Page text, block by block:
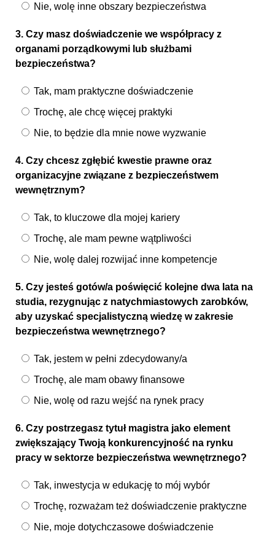
Nie, wolę inne obszary bezpieczeństwa
3. Czy masz doświadczenie we współpracy z
organami porządkowymi lub służbami
bezpieczeństwa?
Tak, mam praktyczne doświadczenie
Trochę, ale chcę więcej praktyki
Nie, to będzie dla mnie nowe wyzwanie
4. Czy chcesz zgłębić kwestie prawne oraz
organizacyjne związane z bezpieczeństwem
wewnętrznym?
Tak, to kluczowe dla mojej kariery
Trochę, ale mam pewne wątpliwości
Nie, wolę dalej rozwijać inne kompetencje
5. Czy jesteś gotów/a poświęcić kolejne dwa lata na
studia, rezygnując z natychmiastowych zarobków,
aby uzyskać specjalistyczną wiedzę w zakresie
bezpieczeństwa wewnętrznego?
Tak, jestem w pełni zdecydowany/a
Trochę, ale mam obawy finansowe
Nie, wolę od razu wejść na rynek pracy
6. Czy postrzegasz tytuł magistra jako element
zwiększający Twoją konkurencyjność na rynku
pracy w sektorze bezpieczeństwa wewnętrznego?
Tak, inwestycja w edukację to mój wybór
Trochę, rozważam też doświadczenie praktyczne
Nie, moje dotychczasowe doświadczenie